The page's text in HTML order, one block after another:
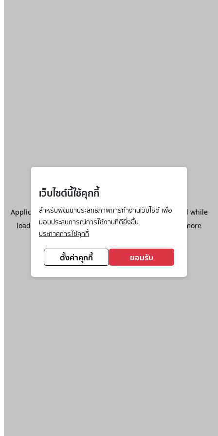
เว็บไซต์นี้ใช้คุกกี้
สำหรับพัฒนาประสิทธิภาพการทำงานเว็บไซต์ เพื่อ
มอบประสบการณ์การใช้งานที่ดียิ่งขึ้น
ประกาศการใช้คุกกี้
ตั้งค่าคุกกี้ ยอมรับ
Application error: aclient-side exception has occurred while
loadingwww.ktc.co.th(see the browser console
for more
information).